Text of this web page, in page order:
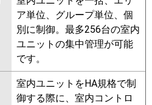
ア単位、グループ単位、個
別に制御。最多256台の室内
ユニットの集中管理が可能
です。
室内ユニットをHA規格で制
御する際に、室内コントロ